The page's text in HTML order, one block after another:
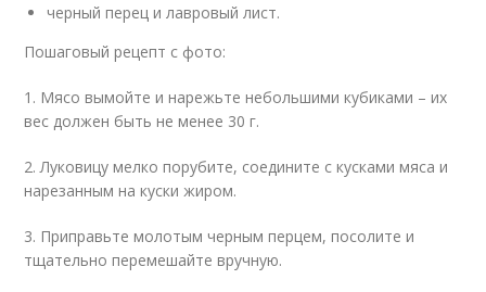
черный перец и лавровый лист.
Пошаговый рецепт с фото:
1. Мясо вымойте и нарежьте небольшими кубиками – их
вес должен быть не менее 30 г.
2. Луковицу мелко порубите, соедините с кусками мяса и
нарезанным на куски жиром.
3. Приправьте молотым черным перцем, посолите и
тщательно перемешайте вручную.